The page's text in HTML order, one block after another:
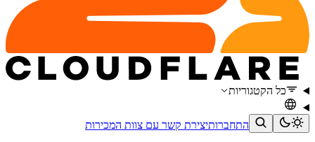
כל הקטגוריות
התחברותיצירת קשר עם צוות המכירות